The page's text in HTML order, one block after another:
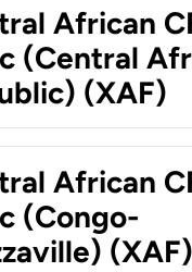
African
(Central
(XAF)
African
(Congo-
(XAF)